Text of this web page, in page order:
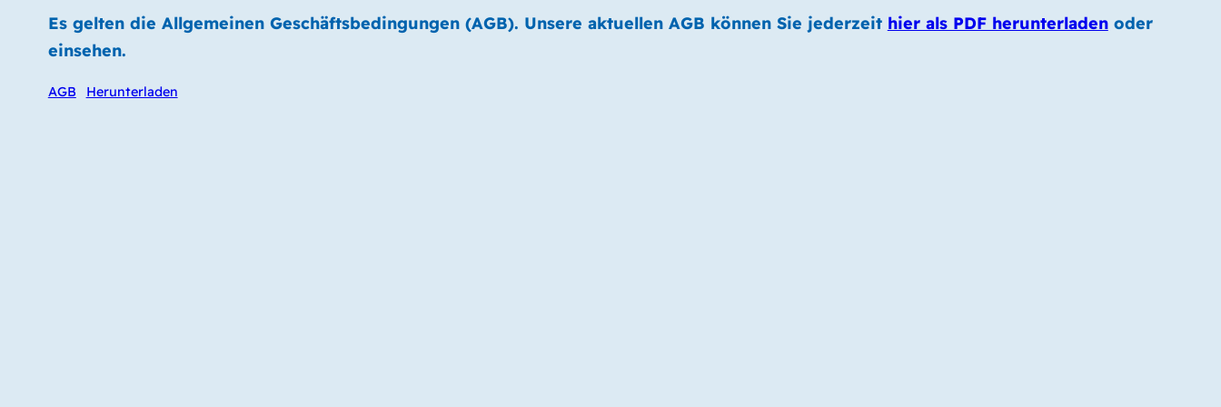
Es gelten die Allgemeinen Geschäftsbedingungen (AGB). Unsere aktuellen AGB können Sie jederzeit hier als PDF herunterladenoder
einsehen.
AGB Herunterladen